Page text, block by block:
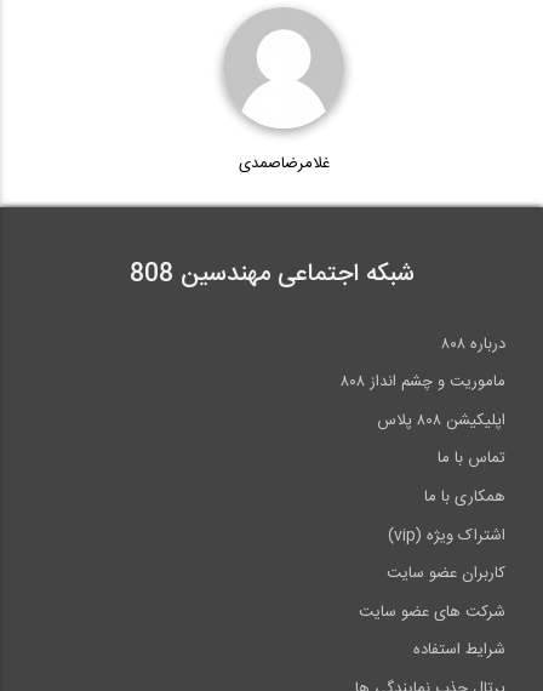
غلامرضاصمدی
شبکه اجتماعی مهندسین 808
درباره ۸۰۸
ماموریت و چشم انداز ۸۰۸
اپلیکیشن ۸۰۸ پلاس
تماس با ما
همکاری با ما
اشتراک ویژه (vip)
کاربران عضو سایت
شرکت های عضو سایت
شرایط استفاده